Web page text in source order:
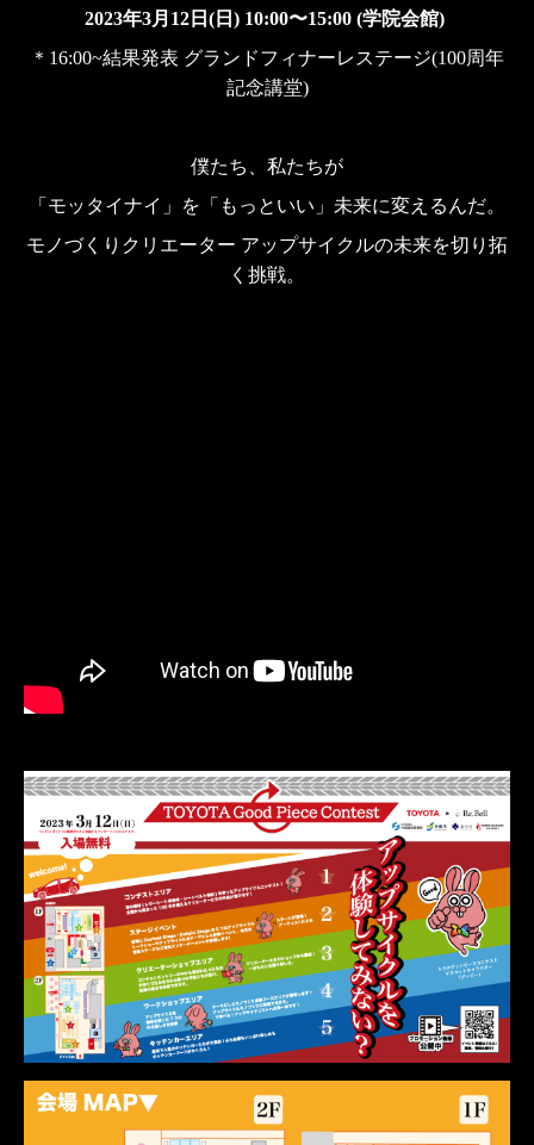
2023年3月12日(日) 10:00〜15:00 (学院会館)
＊16:00~結果発表 グランドフィナーレステージ(100周年
記念講堂)
僕たち、私たちが
「モッタイナイ」を「もっといい」未来に変えるんだ。
モノづくりクリエーター アップサイクルの未来を切り拓
く挑戦。